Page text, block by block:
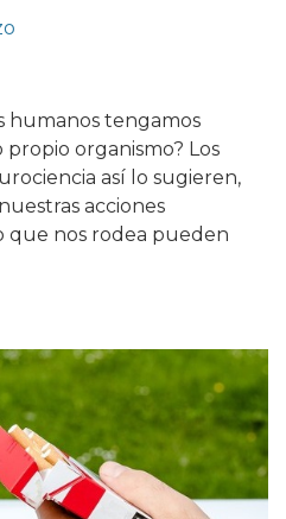
humanos tengamos
organismo? Los
así lo sugieren,
acciones
que nos rodea pueden